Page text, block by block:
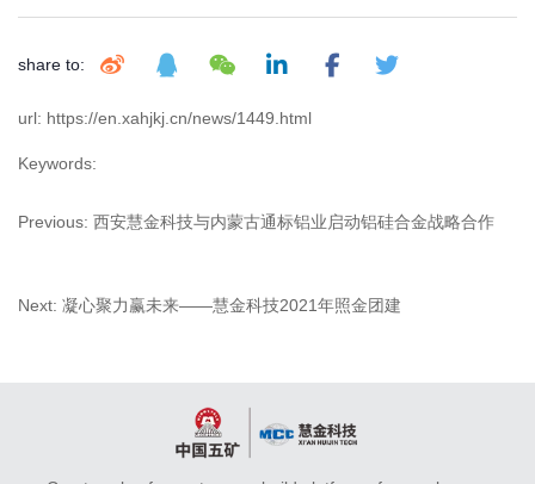
share to:
url: https://en.xahjkj.cn/news/1449.html
Keywords:
Previous: 西安慧金科技与内蒙古通标铝业启动铝硅合金战略合作
Next: 凝心聚力赢未来——慧金科技2021年照金团建